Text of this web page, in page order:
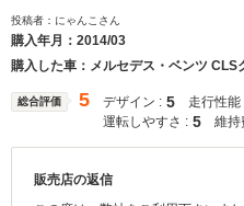
投稿者：にゃんこさん
購入年月： 2014/03
購入した車：メルセデス・ベンツ CLS
総合評価 5 デザイン : 5 走行性能
運転しやすさ : 5 維持
販売店の返信